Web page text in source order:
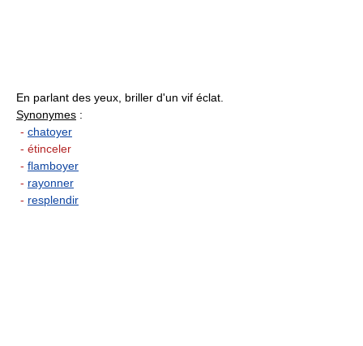
En parlant des yeux, briller d'un vif éclat.
Synonymes :
- chatoyer
- étinceler
- flamboyer
- rayonner
- resplendir